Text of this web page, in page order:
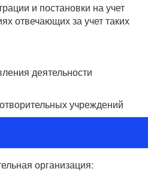
и постановки на учет
отвечающих за учет таких
деятельности
учреждений
организация: